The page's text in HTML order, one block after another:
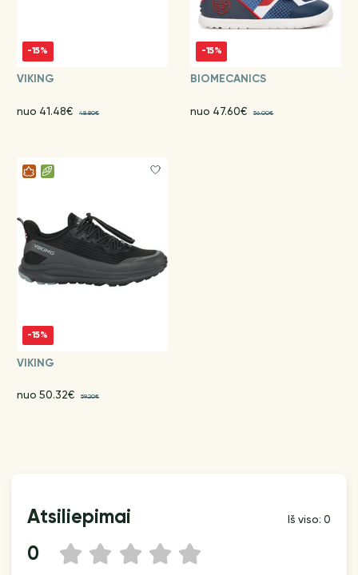
-15%
VIKING
nuo 41.48€ 48.80€
-15%
BIOMECANICS
nuo 47.60€ 56.00€
-15%
VIKING
nuo 50.32€ 59.20€
Atsiliepimai Iš viso: 0
0 5
4
3
2
1